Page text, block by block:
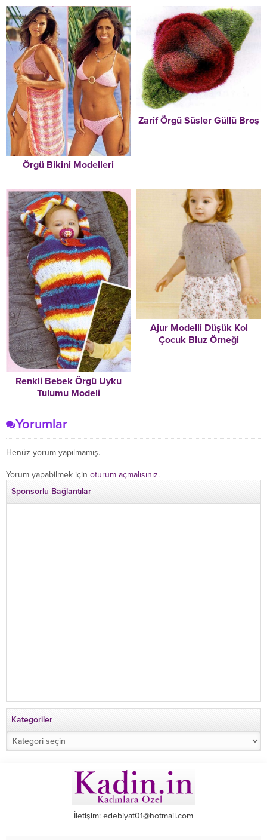
Örgü Bikini Modelleri
Zarif Örgü Süsler Güllü Broş
Renkli Bebek Örgü Uyku
Tulumu Modeli
Ajur Modelli Düşük Kol
Çocuk Bluz Örneği
Yorumlar
Henüz yorum yapılmamış.
Yorum yapabilmek için oturum açmalısınız.
Sponsorlu Bağlantılar
Kategoriler
Kategoriler
İletişim: edebiyat01@hotmail.com